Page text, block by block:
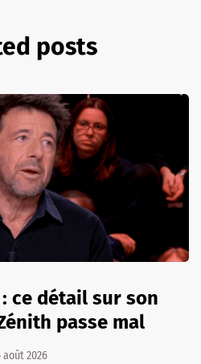
posts
ce détail sur son
passe mal
août 2026